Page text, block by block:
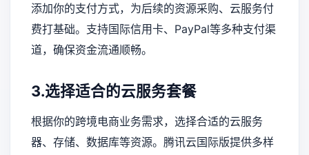
添加你的支付方式，为后续的资源采购、云服务付
费打基础。支持国际信用卡、PayPal等多种支付渠
道，确保资金流通顺畅。
3.选择适合的云服务套餐
根据你的跨境电商业务需求，选择合适的云服务
器、存储、数据库等资源。腾讯云国际版提供多样